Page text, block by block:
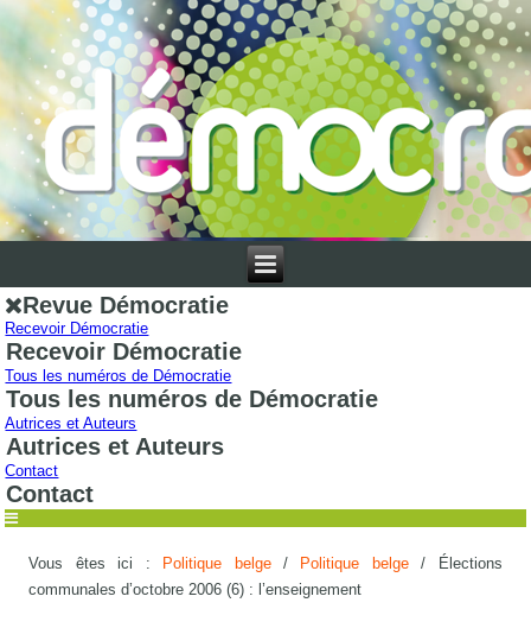
Revue Démocratie
Recevoir Démocratie
Recevoir Démocratie
Tous les numéros de Démocratie
Tous les numéros de Démocratie
Autrices et Auteurs
Autrices et Auteurs
Contact
Contact
Vous êtes ici : Politique belge/ Politique belge/
Élections
communales d’octobre 2006 (6) : l’enseignement